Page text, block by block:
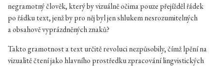
negramotný člověk, který by vizuálně očima pouze přejížděl řádek
po řádku text, jenž by pro něj byl jen shlukem nesrozumitelných
a obsahově vyprázdněných znaků?
Takto gramotnost a text určitě revoluci nezpůsobily, čímž lpění na
vizualitě čtení jako hlavního prostředku zpracování lingvistických